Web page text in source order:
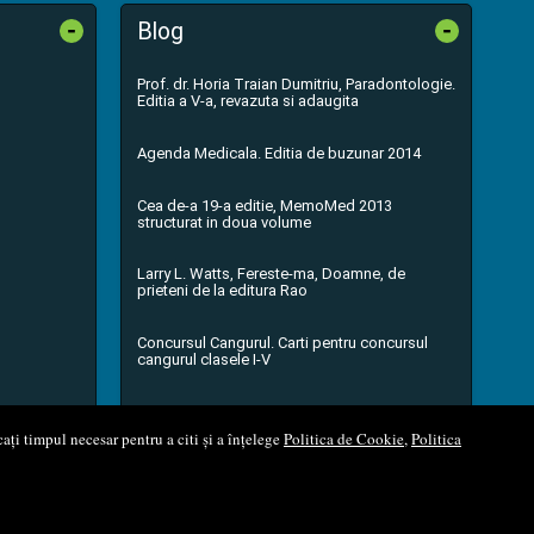
timpul necesar pentru a citi și a înțelegePolitica de Cookie,Politica
- Blog -
Prof. dr. Horia Traian Dumitriu, Paradontologie.
Editia a V-a, revazuta si adaugita
Agenda Medicala. Editia de buzunar 2014
Cea de-a 19-a editie, MemoMed 2013
structurat in doua volume
Larry L. Watts, Fereste-ma, Doamne, de
prieteni de la editura Rao
Concursul Cangurul. Carti pentru concursul
cangurul clasele I-V